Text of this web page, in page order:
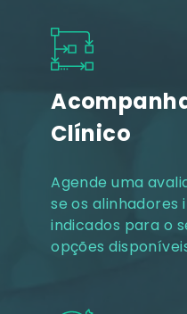
Clínico
Agende uma
se os alinhadores
indicados para o
opções